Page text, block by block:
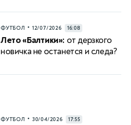
ФУТБОЛ • 12/07/2026 16:08
Лето «Балтики»: от дерзкого
новичка не останется и следа?
ФУТБОЛ • 30/04/2026 17:55